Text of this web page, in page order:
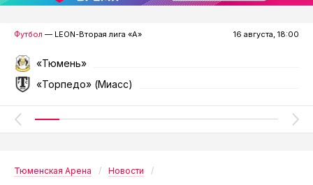
Скалолазание Велоспорт Бокс
Футбол — LEON-Вторая лига «А» 16 августа, 18:00
«Тюмень»
«Торпедо» (Миасс)
Тюменская Арена Новости